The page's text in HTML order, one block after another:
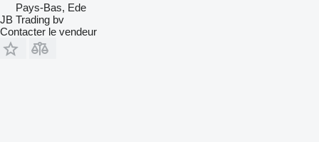
Pays-Bas, Ede
JB Trading bv
Contacter le vendeur